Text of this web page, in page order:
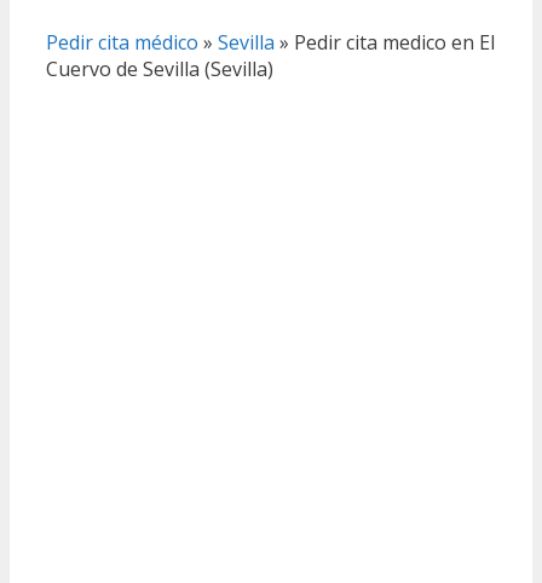
Pedir cita médico » Sevilla » Pedir cita medico en El
Cuervo de Sevilla (Sevilla)